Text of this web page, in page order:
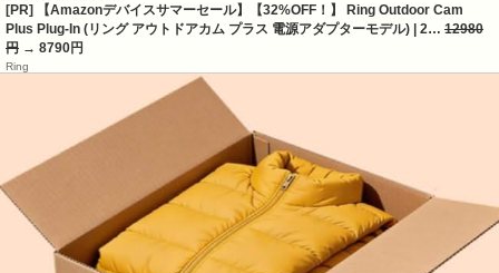
[PR] 【Amazonデバイスサマーセール】【32%OFF！】 Ring Outdoor Cam
Plus Plug-In (リング アウトドアカム プラス 電源アダプターモデル) | 2… 12980
円 → 8790円
Ring